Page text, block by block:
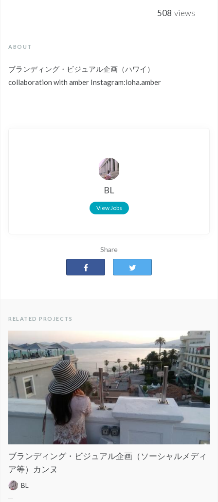
508 views
ABOUT
ブランディング・ビジュアル企画（ハワイ）
collaboration with amber Instagram:loha.amber
BL
View Jobs
Share
RELATED PROJECTS
ブランディング・ビジュアル企画（ソーシャルメディ
ア等）カンヌ
BL